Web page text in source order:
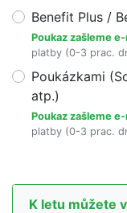
Benefit Plus /
Poukaz zašleme
platby (0-3 prac.
Poukázkami
atp.)
Poukaz zašleme
platby (0-3 prac.
K letu můžete